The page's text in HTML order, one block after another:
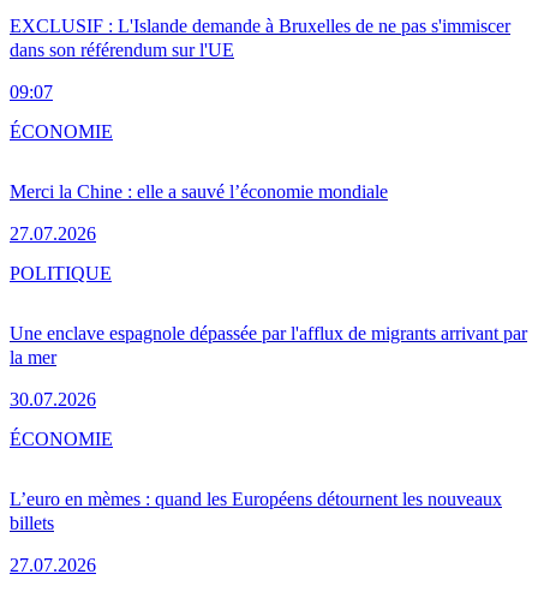
EXCLUSIF : L'Islande demande à Bruxelles de ne pas s'immiscer
dans son référendum sur l'UE
09:07
Merci la Chine : elle a sauvé l’économie mondiale
27.07.2026
ÉCONOMIE
Une enclave espagnole dépassée par l'afflux de migrants arrivant par
la mer
30.07.2026
POLITIQUE
L’euro en mèmes : quand les Européens détournent les nouveaux
billets
27.07.2026
ÉCONOMIE